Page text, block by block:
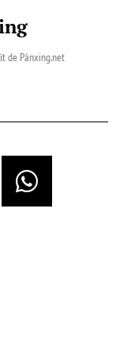
de Pànxing.net​